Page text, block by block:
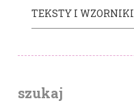
TEKSTY I WZORNIKI
szukaj